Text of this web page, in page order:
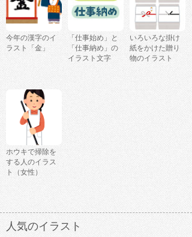
今年の漢字のイ
ラスト「金」
「仕事始め」と
「仕事納め」の
イラスト文字
いろいろな掛け
紙をかけた贈り
物のイラスト
ホウキで掃除を
する人のイラス
ト（女性）
人気のイラスト